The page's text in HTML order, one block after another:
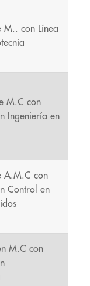
con Línea
M.C con
Ingeniería en
A.M.C con
Control en
M.C con